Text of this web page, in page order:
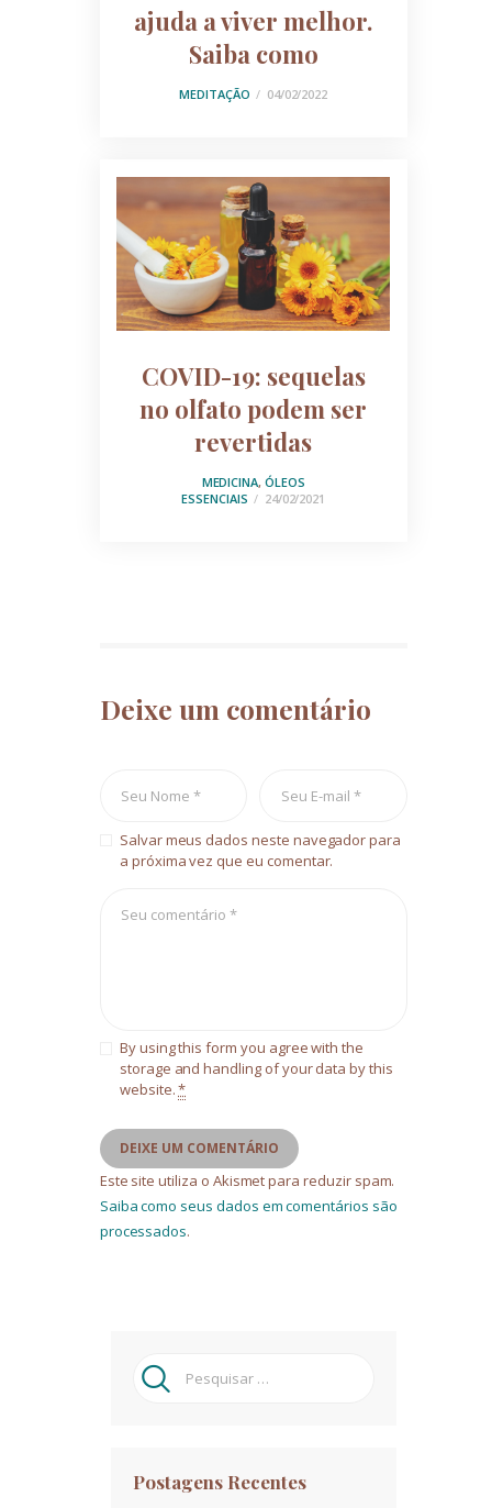
ajuda a viver melhor.
Saiba como
MEDITAÇÃO 04/02/2022
COVID-19: sequelas
no olfato podem ser
revertidas
MEDICINA,ÓLEOS
ESSENCIAIS
24/02/2021
Deixe um comentário
Salvar meus dados neste navegador para
a próxima vez que eu comentar.
By using this form you agree with the
storage and handling of your data by this
website.*
Este site utiliza o Akismet para reduzir spam.
Saiba como seus dados em comentários são
processados.
Pesquisar
por:
Postagens Recentes